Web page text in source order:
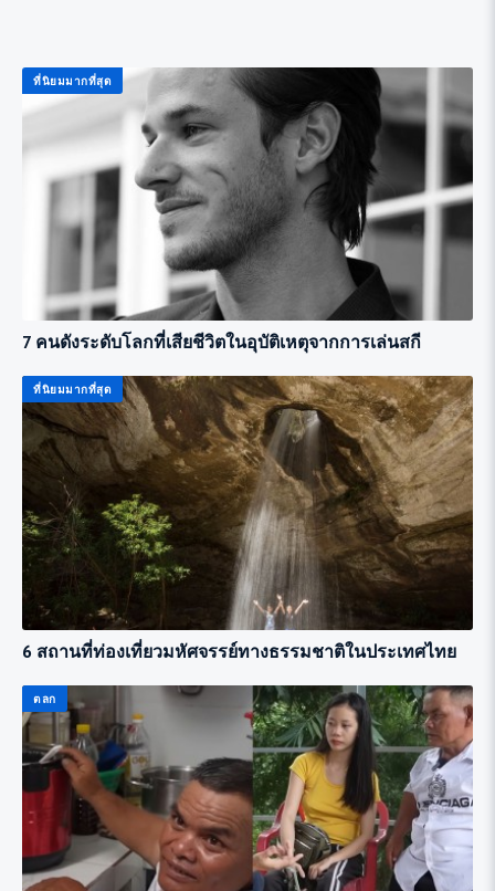
ที่นิยมมากที่สุด
7 คนดังระดับโลกที่เสียชีวิตในอุบัติเหตุจากการเล่นสกี
ที่นิยมมากที่สุด
6 สถานที่ท่องเที่ยวมหัศจรรย์ทางธรรมชาติในประเทศไทย
ตลก